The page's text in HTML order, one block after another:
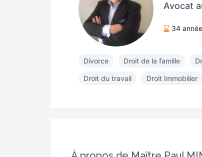
Avocat
34
Divorce Droit de la famille
Droit du travail Droit Immobilier